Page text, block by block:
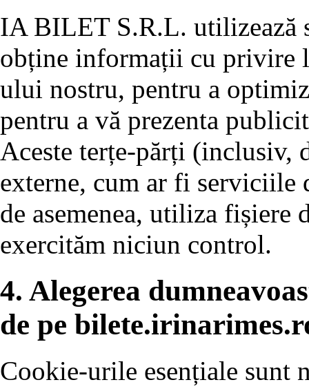
IA BILET S.R.L. utilizează
obține informații cu privire
ului nostru, pentru a
pentru a vă prezenta
Aceste terțe-părți (inclusiv,
externe, cum ar fi serviciile
de asemenea, utiliza fișiere
exercităm niciun control.
4. Alegerea
de pe
Cookie-urile esențiale sunt